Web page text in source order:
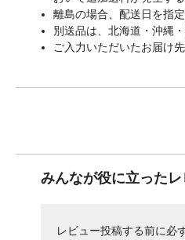
離島の場合、配送日を指
別送品は、北海道・沖縄
ご入力いただいたお届け
みんなが役に立った
レビュー投稿する前に必